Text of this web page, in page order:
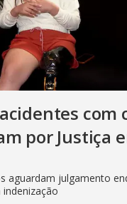
com
por Justiça
aguardam julgamento